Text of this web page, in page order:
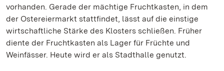
vorhanden. Gerade der mächtige Fruchtkasten, in dem
der Ostereiermarkt stattfindet, lässt auf die einstige
wirtschaftliche Stärke des Klosters schließen. Früher
diente der Fruchtkasten als Lager für Früchte und
Weinfässer. Heute wird er als Stadthalle genutzt.